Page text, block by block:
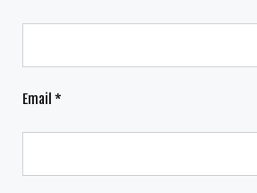
Email *